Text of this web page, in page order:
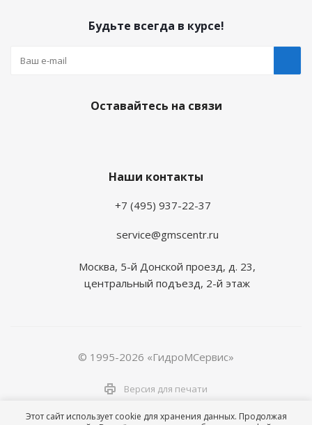
Будьте всегда в курсе!
Оставайтесь на связи
Наши контакты
+7 (495) 937-22-37
service@gmscentr.ru
Москва, 5-й Донской проезд, д. 23,
центральный подъезд, 2-й этаж
© 1995-2026 «ГидроМСервис»
Версия для печати
Этот сайт использует cookie для хранения данных. Продолжая